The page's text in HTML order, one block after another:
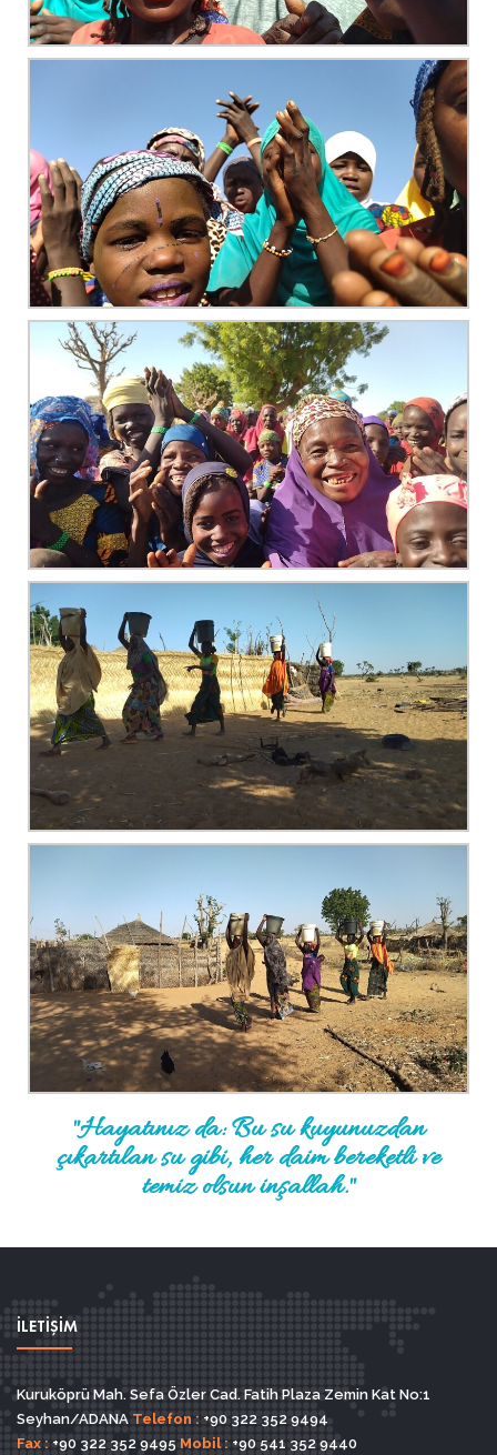
"Hayatınız da: Bu su kuyunuzdan
çıkartılan su gibi, her daim bereketli ve
temiz olsun inşallah."
İLETİŞİM
Kuruköprü Mah. Sefa Özler Cad. Fatih Plaza Zemin Kat No:1
Seyhan/ADANA Telefon : +90 322 352 9494
Fax : +90 322 352 9495 Mobil : +90 541 352 9440